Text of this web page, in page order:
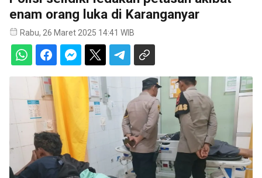
enam orang luka di Karanganyar
Rabu, 26 Maret 2025 14:41 WIB